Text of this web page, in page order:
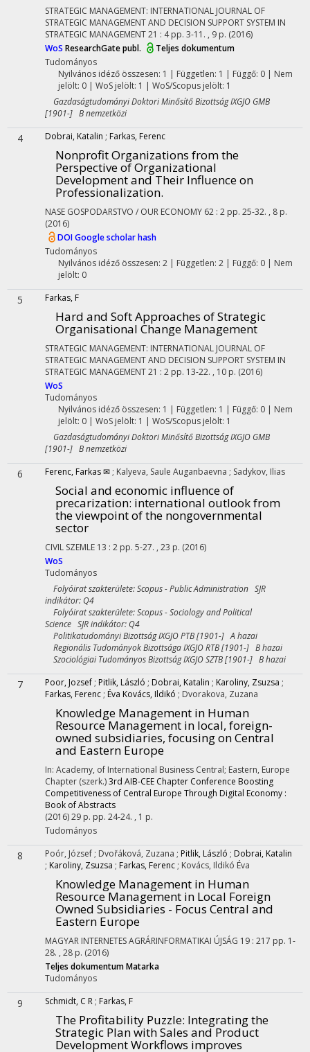
STRATEGIC MANAGEMENT: INTERNATIONAL JOURNAL OF
STRATEGIC MANAGEMENT AND DECISION SUPPORT SYSTEM IN
STRATEGIC MANAGEMENT21 : 4 pp. 3-11. , 9 p. (2016)
WoS ResearchGate publ.
Teljes dokumentum
Tudományos
Nyilvános idéző összesen: 1 | Független: 1 | Függő: 0 | Nem
jelölt: 0 | WoS jelölt: 1 | WoS/Scopus jelölt: 1
Gazdaságtudományi Doktori Minősítő Bizottság IXGJO GMB
[1901-] B nemzetközi
4 Dobrai, Katalin ; Farkas, Ferenc
Nonprofit Organizations from the
Perspective of Organizational
Development and Their Influence on
Professionalization.
NASE GOSPODARSTVO / OUR ECONOMY 62 : 2 pp. 25-32. , 8 p.
(2016)
DOIGoogle scholar hash
Tudományos
Nyilvános idéző összesen: 2| Független: 2 | Függő: 0 | Nem
jelölt: 0
5 Farkas, F
Hard and Soft Approaches of Strategic
Organisational Change Management
STRATEGIC MANAGEMENT: INTERNATIONAL JOURNAL OF
STRATEGIC MANAGEMENT AND DECISION SUPPORT SYSTEM IN
STRATEGIC MANAGEMENT21 : 2 pp. 13-22. , 10 p. (2016)
WoS
Tudományos
Nyilvános idéző összesen: 1 | Független: 1 | Függő: 0 | Nem
jelölt: 0 | WoS jelölt: 1 | WoS/Scopus jelölt: 1
Gazdaságtudományi Doktori Minősítő Bizottság IXGJO GMB
[1901-] B nemzetközi
6 Ferenc, Farkas ✉ ; Kalyeva, Saule Auganbaevna ; Sadykov, Ilias
Social and economic influence of
precarization: international outlook from
the viewpoint of the nongovernmental
sector
CIVIL SZEMLE 13 : 2 pp. 5-27. , 23 p. (2016)
WoS
Tudományos
Folyóirat szakterülete: Scopus - Public Administration SJR
indikátor: Q4
Folyóirat szakterülete: Scopus - Sociology and Political
Science SJR indikátor: Q4
Politikatudományi Bizottság IXGJO PTB [1901-] A hazai
Regionális Tudományok Bizottsága IXGJO RTB [1901-] B hazai
Szociológiai Tudományos Bizottság IXGJO SZTB [1901-] B hazai
7 Poor, Jozsef ; Pitlik, László ; Dobrai, Katalin ; Karoliny, Zsuzsa ;
Farkas, Ferenc ; Éva Kovács, Ildikó ; Dvorakova, Zuzana
Knowledge Management in Human
Resource Management in local, foreign-
owned subsidiaries, focusing on Central
and Eastern Europe
In: Academy, of International Business Central; Eastern, Europe
Chapter (szerk.)3rd AIB-CEE Chapter Conference Boosting
Competitiveness of Central Europe Through Digital Economy :
Book of Abstracts
(2016)29 p. pp. 24-24. , 1 p.
Tudományos
8 Poór, József ; Dvořáková, Zuzana ; Pitlik, László ; Dobrai, Katalin
; Karoliny, Zsuzsa ; Farkas, Ferenc ; Kovács, Ildikó Éva
Knowledge Management in Human
Resource Management in Local Foreign
Owned Subsidiaries - Focus Central and
Eastern Europe
MAGYAR INTERNETES AGRÁRINFORMATIKAI ÚJSÁG 19 : 217 pp. 1-
28. , 28 p. (2016)
Teljes dokumentumMatarka
Tudományos
9 Schmidt, C R ; Farkas, F
The Profitability Puzzle: Integrating the
Strategic Plan with Sales and Product
Development Workflows improves